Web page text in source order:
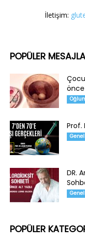
İletişim:
POPÜLER
önce
Prof.
Genel
DR.
Genel
POPÜLER